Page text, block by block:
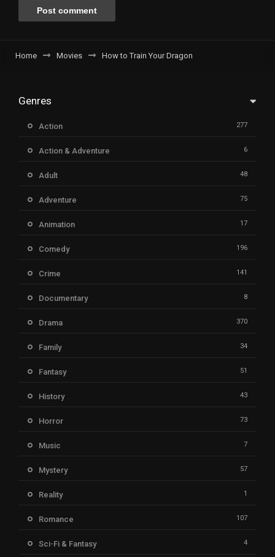
Home Movies How to Train Your Dragon
Genres
Action 277
Action & Adventure 6
Adult 48
Adventure 75
Animation 17
Comedy 196
Crime 141
Documentary 8
Drama 370
Family 34
Fantasy 51
History 43
Horror 73
Music 7
Mystery 57
Reality 1
Romance 107
Sci-Fi & Fantasy 4